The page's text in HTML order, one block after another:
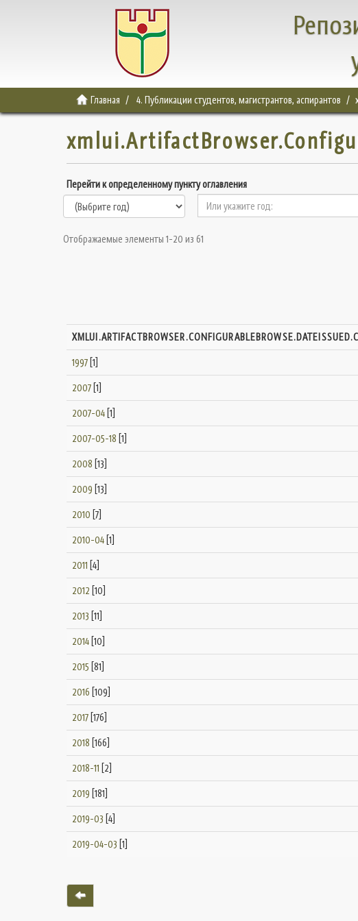
Главная 4. Публикации студентов, магистрантов, аспирантов
Перейти к определенному пункту оглавления
Отображаемые элементы 1-20 из 61
1997 [1]
2007 [1]
2007-04 [1]
2007-05-18 [1]
2008 [13]
2009 [13]
2010 [7]
2010-04 [1]
2011 [4]
2012 [10]
2013 [11]
2014 [10]
2015 [81]
2016 [109]
2017 [176]
2018 [166]
2018-11 [2]
2019 [181]
2019-03 [4]
2019-04-03 [1]